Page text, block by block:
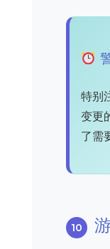
特别
变更
了需